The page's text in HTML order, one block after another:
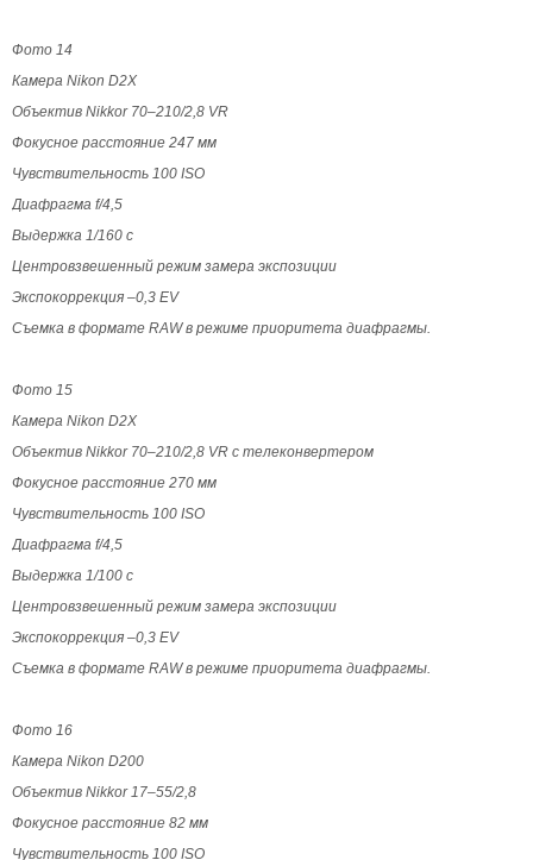
Фото 14
Камера Nikon D2X
Объектив Nikkor 70–210/2,8 VR
Фокусное расстояние 247 мм
Чувствительность 100 ISO
Диафрагма f/4,5
Выдержка 1/160 с
Центровзвешенный режим замера экспозиции
Экспокоррекция –0,3 EV
Съемка в формате RAW в режиме приоритета диафрагмы.
Фото 15
Камера Nikon D2X
Объектив Nikkor 70–210/2,8 VR с телеконвертером
Фокусное расстояние 270 мм
Чувствительность 100 ISO
Диафрагма f/4,5
Выдержка 1/100 с
Центровзвешенный режим замера экспозиции
Экспокоррекция –0,3 EV
Съемка в формате RAW в режиме приоритета диафрагмы.
Фото 16
Камера Nikon D200
Объектив Nikkor 17–55/2,8
Фокусное расстояние 82 мм
Чувствительность 100 ISO